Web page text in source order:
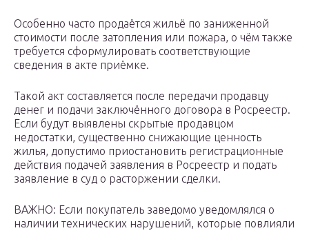
Особенно часто продаётся жильё по заниженной
стоимости после затопления или пожара, о чём также
требуется сформулировать соответствующие
сведения в акте приёмке.
Такой акт составляется после передачи продавцу
денег и подачи заключённого договора в Росреестр.
Если будут выявлены скрытые продавцом
недостатки, существенно снижающие ценность
жилья, допустимо приостановить регистрационные
действия подачей заявления в Росреестр и подать
заявление в суд о расторжении сделки.
ВАЖНО: Если покупатель заведомо уведомлялся о
наличии технических нарушений, которые повлияли